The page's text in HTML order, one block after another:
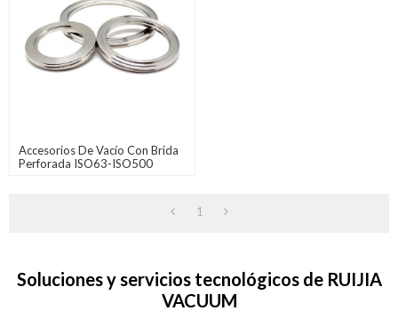
Accesorios De Vacío Con Brida
Perforada ISO63-ISO500
1
Soluciones y servicios tecnológicos de RUIJIA
VACUUM